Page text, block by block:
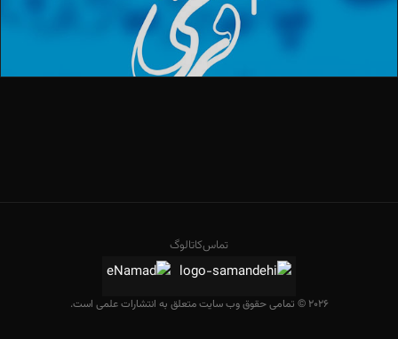
تماسکاتالوگ
2026 © تمامی حقوق وب سایت متعلق به انتشارات علمی است.